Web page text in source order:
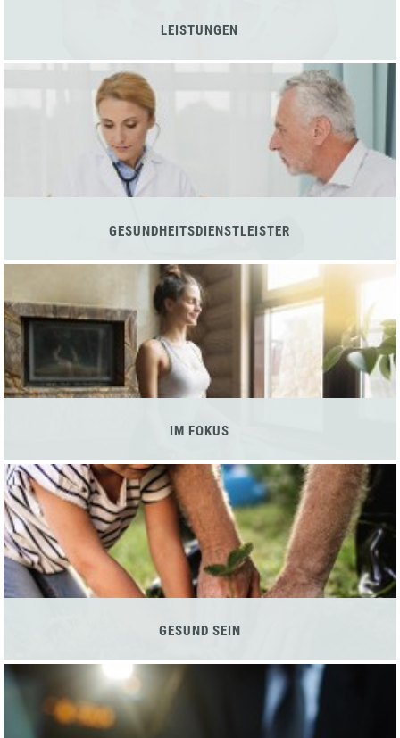
LEISTUNGEN
GESUNDHEITSDIENSTLEISTER
IM FOKUS
GESUND SEIN